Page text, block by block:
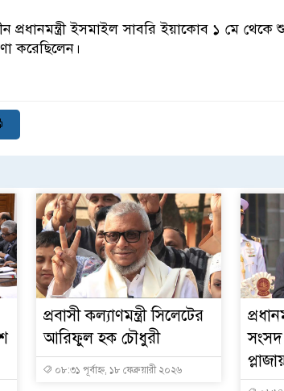
ইসমাইল সাবরি ইয়াকোব ১ মে থেকে
করেছিলেন।
প্রবাসী কল্যাণমন্ত্রী সিলেটের
আরিফুল হক চৌধুরী
০৮:৩১ পূর্বাহ্ন, ১৮ ফেব্রুয়ারী ২০২৬
সংসদ